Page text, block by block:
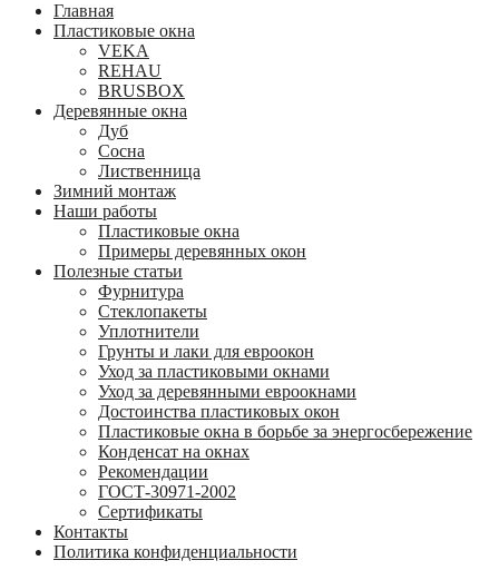
Главная
Пластиковые окна
VEKA
REHAU
BRUSBOX
Деревянные окна
Дуб
Сосна
Лиственница
Зимний монтаж
Наши работы
Пластиковые окна
Примеры деревянных окон
Полезные статьи
Фурнитура
Стеклопакеты
Уплотнители
Грунты и лаки для евроокон
Уход за пластиковыми окнами
Уход за деревянными евроокнами
Достоинства пластиковых окон
Пластиковые окна в борьбе за энергосбережение
Конденсат на окнах
Рекомендации
ГОСТ-30971-2002
Сертификаты
Контакты
Политика конфиденциальности